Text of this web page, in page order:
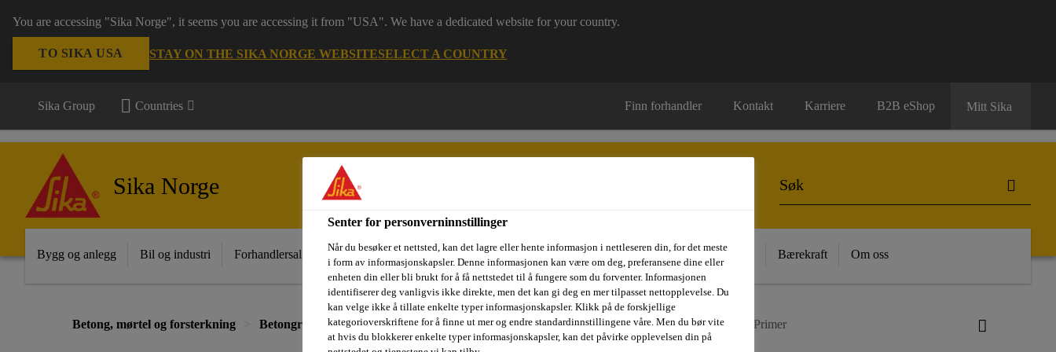
You are accessing "Sika Norge", it seems you are accessing it from "USA". We have a dedicated website for your country.
TO SIKA USA STAY ON THE SIKA NORGE WEBSITESELECT A COUNTRY
Sika Group Countries Finn forhandler Kontakt Karriere B2B eShop Mitt Sika
Sika Norge
Bygg og anlegg Bil og industri Forhandlersalg Prosjektområder Dokumentasjon Referanseprosjekter Kurs og Kunnskap Bærekraft Om oss
Betong, mørtel og forsterkning Betongrehabilitering og reparasjon Behandling for fjerning av graffiti Sikagard®-850 Primer
Senter for personverninnstillinger
Når du besøker et nettsted, kan det lagre eller hente informasjon i nettleseren din, for det meste
i form av informasjonskapsler. Denne informasjonen kan være om deg, preferansene dine eller
enheten din eller bli brukt for å få nettstedet til å fungere som du forventer. Informasjonen
identifiserer deg vanligvis ikke direkte, men det kan gi deg en mer tilpasset nettopplevelse. Du
kan velge ikke å tillate enkelte typer informasjonskapsler. Klikk på de forskjellige
kategorioverskriftene for å finne ut mer og endre standardinnstillingene våre. Men du bør vite
at hvis du blokkerer enkelte typer informasjonskapsler, kan det påvirke opplevelsen din på